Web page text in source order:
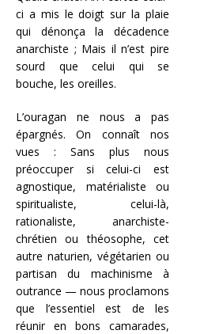
ci a mis le doigt sur la plaie
qui dénonça la décadence
anarchiste ; Mais il n’est pire
sourd que celui qui se
bouche, les oreilles.
L’ouragan ne nous a pas
épargnés. On connaît nos
vues : Sans plus nous
préoccuper si celui-ci est
agnostique, matérialiste ou
spiritualiste, celui-là,
rationaliste, anarchiste-
chrétien ou théosophe, cet
autre naturien, végétarien ou
partisan du machinisme à
outrance — nous proclamons
que l’essentiel est de les
réunir en bons camarades,